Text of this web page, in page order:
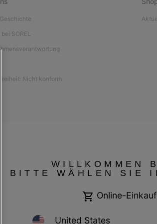
SOREL
Nicht konform
WILLKOMMEN
BITTE WÄHLEN SIE
Online-
United States